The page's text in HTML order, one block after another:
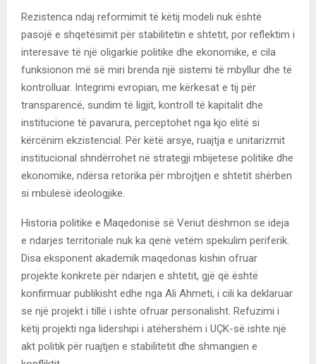
Rezistenca ndaj reformimit të këtij modeli nuk është
pasojë e shqetësimit për stabilitetin e shtetit, por reflektim i
interesave të një oligarkie politike dhe ekonomike, e cila
funksionon më së miri brenda një sistemi të mbyllur dhe të
kontrolluar. Integrimi evropian, me kërkesat e tij për
transparencë, sundim të ligjit, kontroll të kapitalit dhe
institucione të pavarura, perceptohet nga kjo elitë si
kërcënim ekzistencial. Për këtë arsye, ruajtja e unitarizmit
institucional shndërrohet në strategji mbijetese politike dhe
ekonomike, ndërsa retorika për mbrojtjen e shtetit shërben
si mbulesë ideologjike.
Historia politike e Maqedonisë së Veriut dëshmon se ideja
e ndarjes territoriale nuk ka qenë vetëm spekulim periferik.
Disa eksponent akademik maqedonas kishin ofruar
projekte konkrete për ndarjen e shtetit, gjë që është
konfirmuar publikisht edhe nga Ali Ahmeti, i cili ka deklaruar
se një projekt i tillë i ishte ofruar personalisht. Refuzimi i
këtij projekti nga lidershipi i atëhershëm i UÇK-së ishte një
akt politik për ruajtjen e stabilitetit dhe shmangien e